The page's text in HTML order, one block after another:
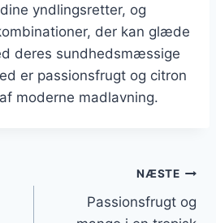
yndlingsretter, og
der kan glæde
deres sundhedsmæssige
er passionsfrugt og citron
moderne madlavning.
NÆSTE
Passionsfrugt og